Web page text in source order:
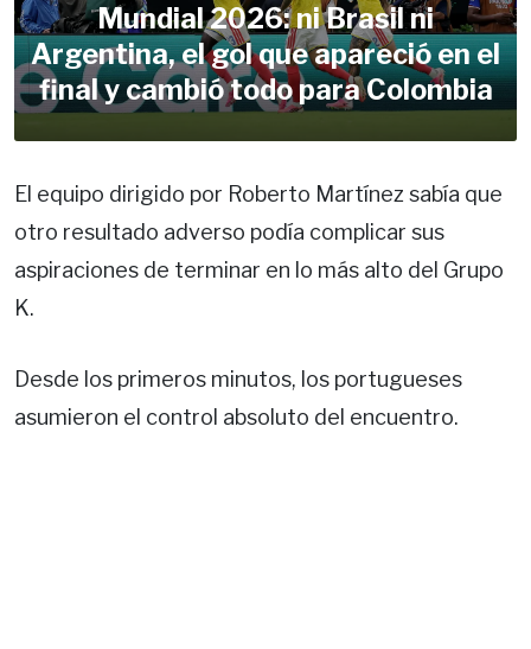
Mundial 2026: ni Brasil ni
Argentina, el gol que apareció en el
final y cambió todo para Colombia
El equipo dirigido por Roberto Martínez sabía que
otro resultado adverso podía complicar sus
aspiraciones de terminar en lo más alto del Grupo
K.
Desde los primeros minutos, los portugueses
asumieron el control absoluto del encuentro.